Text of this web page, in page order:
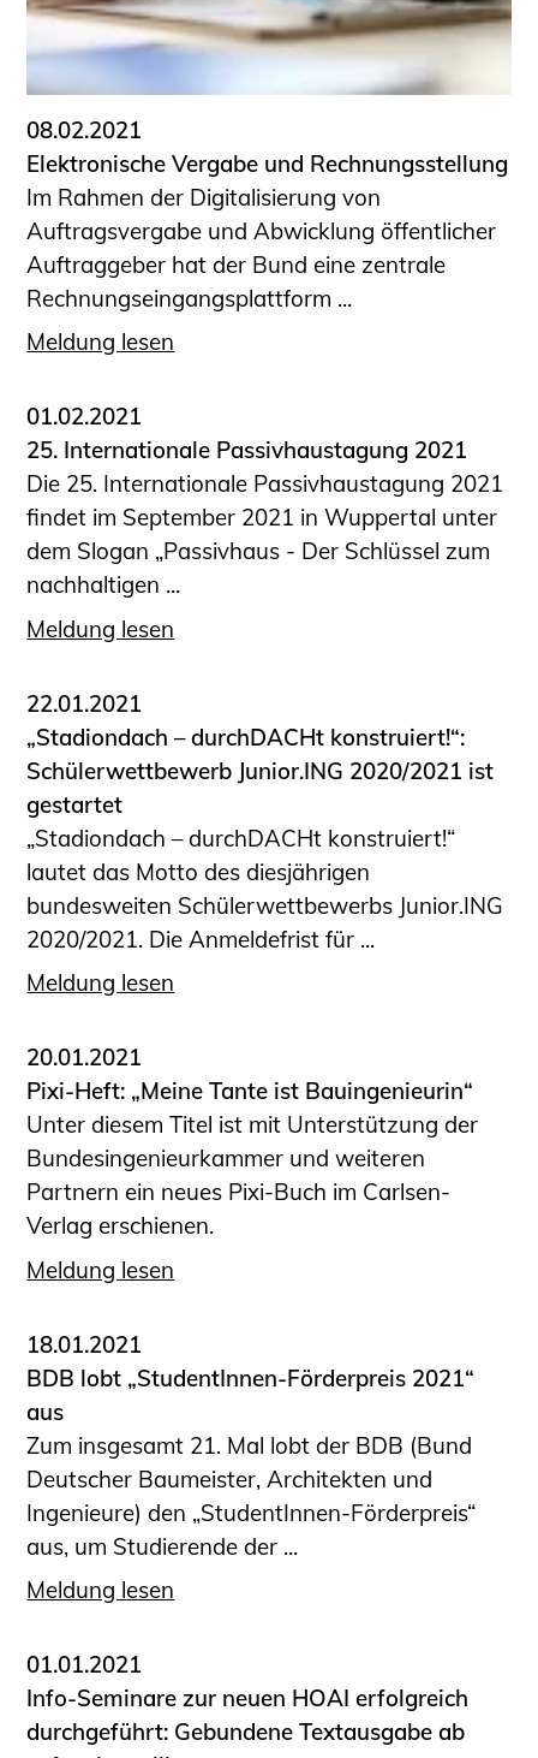
08.02.2021
Elektronische Vergabe und Rechnungsstellung
Im Rahmen der Digitalisierung von
Auftragsvergabe und Abwicklung öffentlicher
Auftraggeber hat der Bund eine zentrale
Rechnungseingangsplattform ...
Meldung lesen
01.02.2021
25. Internationale Passivhaustagung 2021
Die 25. Internationale Passivhaustagung 2021
findet im September 2021 in Wuppertal unter
dem Slogan „Passivhaus - Der Schlüssel zum
nachhaltigen ...
Meldung lesen
22.01.2021
„Stadiondach – durchDACHt konstruiert!“:
Schülerwettbewerb Junior.ING 2020/2021 ist
gestartet
„Stadiondach – durchDACHt konstruiert!“
lautet das Motto des diesjährigen
bundesweiten Schülerwettbewerbs Junior.ING
2020/2021. Die Anmeldefrist für ...
Meldung lesen
20.01.2021
Pixi-Heft: „Meine Tante ist Bauingenieurin“
Unter diesem Titel ist mit Unterstützung der
Bundesingenieurkammer und weiteren
Partnern ein neues Pixi-Buch im Carlsen-
Verlag erschienen.
Meldung lesen
18.01.2021
BDB lobt „StudentInnen-Förderpreis 2021“
aus
Zum insgesamt 21. Mal lobt der BDB (Bund
Deutscher Baumeister, Architekten und
Ingenieure) den „StudentInnen-Förderpreis“
aus, um Studierende der ...
Meldung lesen
01.01.2021
Info-Seminare zur neuen HOAI erfolgreich
durchgeführt: Gebundene Textausgabe ab